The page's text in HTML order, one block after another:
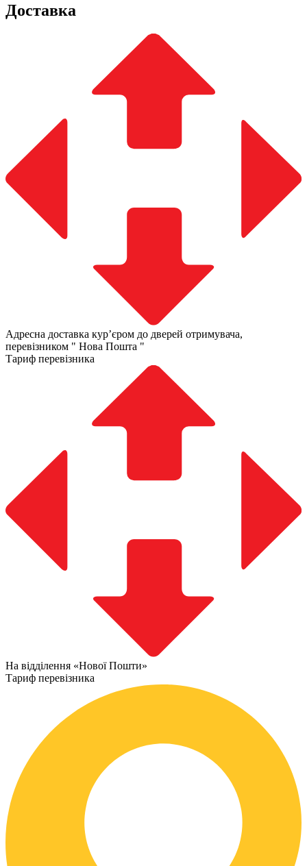
Доставка
Адресна доставка курʼєром до дверей отримувача,
перевізником " Нова Пошта "
Тариф перевізника
На відділення «Нової Пошти»
Тариф перевізника